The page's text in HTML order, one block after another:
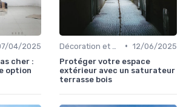
04/2025
cher :
option
• 12/06/2025
Protéger votre espace
extérieur avec un saturateur
terrasse bois